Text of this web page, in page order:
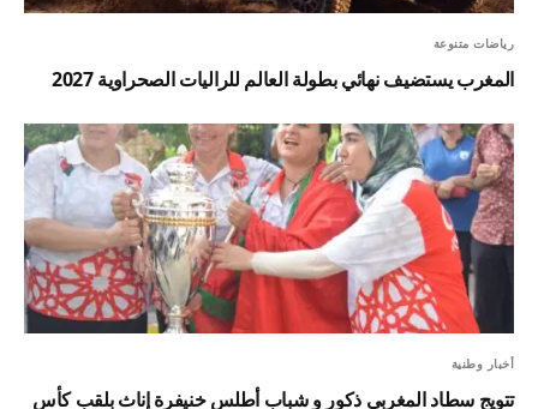
رياضات متنوعة
المغرب يستضيف نهائي بطولة العالم للراليات الصحراوية 2027
أخبار وطنية
تتويج سطاد المغربي ذكور و شباب أطلس خنيفرة إناث بلقب كأس